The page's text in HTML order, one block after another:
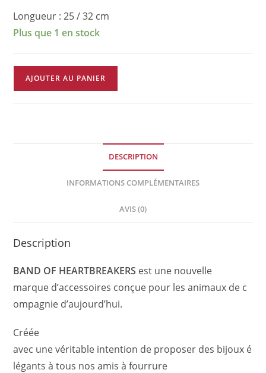
Longueur : 25 / 32 cm
Plus que 1 en stock
AJOUTER AU PANIER
DESCRIPTION
INFORMATIONS COMPLÉMENTAIRES
AVIS (0)
Description
BAND OF HEARTBREAKERS est une nouvelle
marque d’accessoires conçue pour les animaux de c
ompagnie d’aujourd’hui.
Créée
avec une véritable intention de proposer des bijoux é
légants à tous nos amis à fourrure